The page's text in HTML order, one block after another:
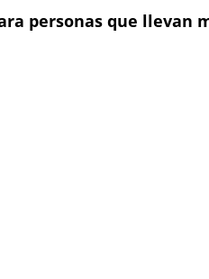
personas que llevan